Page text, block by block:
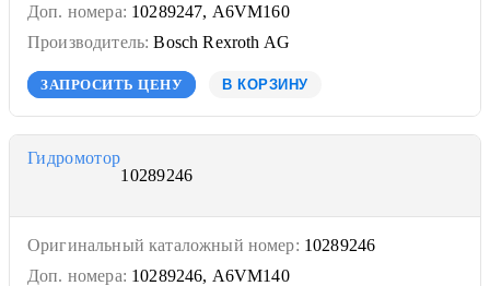
Доп. номера: 10289247, A6VM160
Производитель: Bosch Rexroth AG
ЗАПРОСИТЬ ЦЕНУ В КОРЗИНУ
Гидромотор
10289246
Оригинальный каталожный номер: 10289246
Доп. номера: 10289246, A6VM140